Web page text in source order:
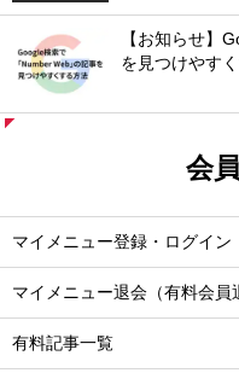
【お知らせ】
を見つけやす
会
マイメニュー登録・ログイン
マイメニュー退会（有料会員
有料記事一覧